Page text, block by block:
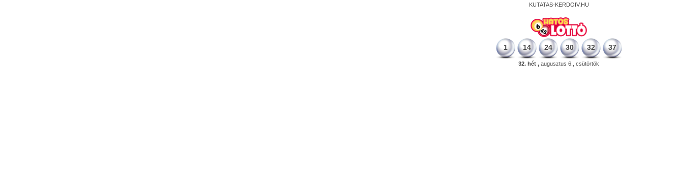
KUTATAS-KERDOIV.HU
1 14 24 30 32 37
32. hét , augusztus 6., csütörtök